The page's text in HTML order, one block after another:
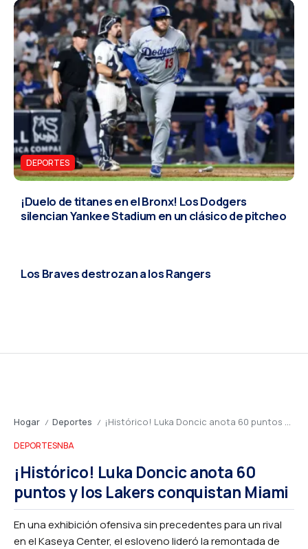
DEPORTES
¡Duelo de titanes en el Bronx! Los Dodgers
silencian Yankee Stadium en un clásico de pitcheo
Los Braves destrozan a los Rangers
Hogar / Deportes / ¡Histórico! Luka Doncic anota 60 puntos y los Lakers conquistan Miami
DEPORTESNBA
¡Histórico! Luka Doncic anota 60
puntos y los Lakers conquistan Miami
En una exhibición ofensiva sin precedentes para un rival
en el Kaseya Center, el esloveno lideró la remontada de